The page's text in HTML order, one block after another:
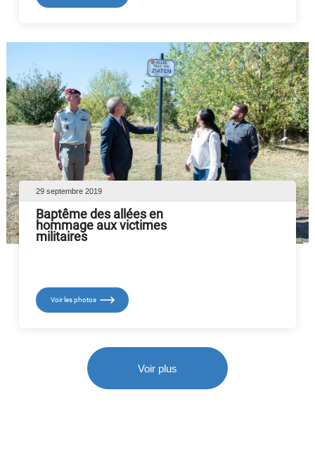
29 septembre 2019
Baptême des allées en
hommage aux victimes
militaires
Voir les photos
Voir plus